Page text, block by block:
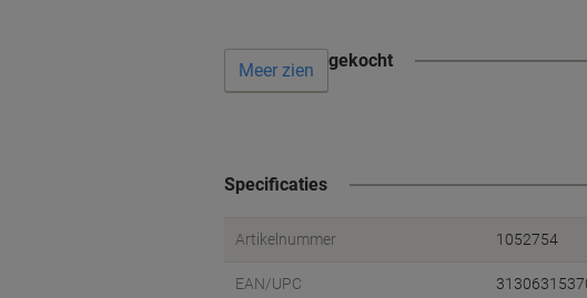
Vaak samen gekocht
Meer zien
Specificaties
Artikelnummer 1052754
EAN/UPC